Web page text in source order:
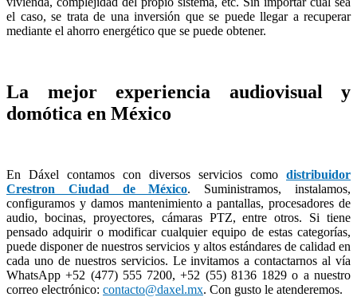
el caso, se trata de una inversión que se puede llegar a recuperar
mediante el ahorro energético que se puede obtener.
La mejor experiencia audiovisual y
domótica en México
En Dáxel contamos con diversos servicios como distribuidor
Crestron Ciudad de México. Suministramos, instalamos,
configuramos y damos mantenimiento a pantallas, procesadores de
audio, bocinas, proyectores, cámaras PTZ, entre otros. Si tiene
pensado adquirir o modificar cualquier equipo de estas categorías,
puede disponer de nuestros servicios y altos estándares de calidad en
cada uno de nuestros servicios. Le invitamos a contactarnos al vía
WhatsApp +52 (477) 555 7200, +52 (55) 8136 1829 o a nuestro
correo electrónico: contacto@daxel.mx. Con gusto le atenderemos.